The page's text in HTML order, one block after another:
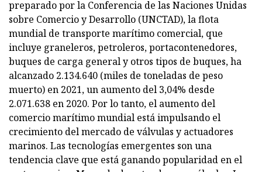
preparado por la Conferencia de las Naciones Unidas
sobre Comercio y Desarrollo (UNCTAD), la flota
mundial de transporte marítimo comercial, que
incluye graneleros, petroleros, portacontenedores,
buques de carga general y otros tipos de buques, ha
alcanzado 2.134.640 (miles de toneladas de peso
muerto) en 2021, un aumento del 3,04% desde
2.071.638 en 2020. Por lo tanto, el aumento del
comercio marítimo mundial está impulsando el
crecimiento del mercado de válvulas y actuadores
marinos. Las tecnologías emergentes son una
tendencia clave que está ganando popularidad en el